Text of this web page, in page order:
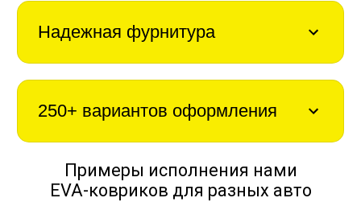
Надежная фурнитура
250+ вариантов оформления
Примеры исполнения нами
EVA-ковриков для разных авто